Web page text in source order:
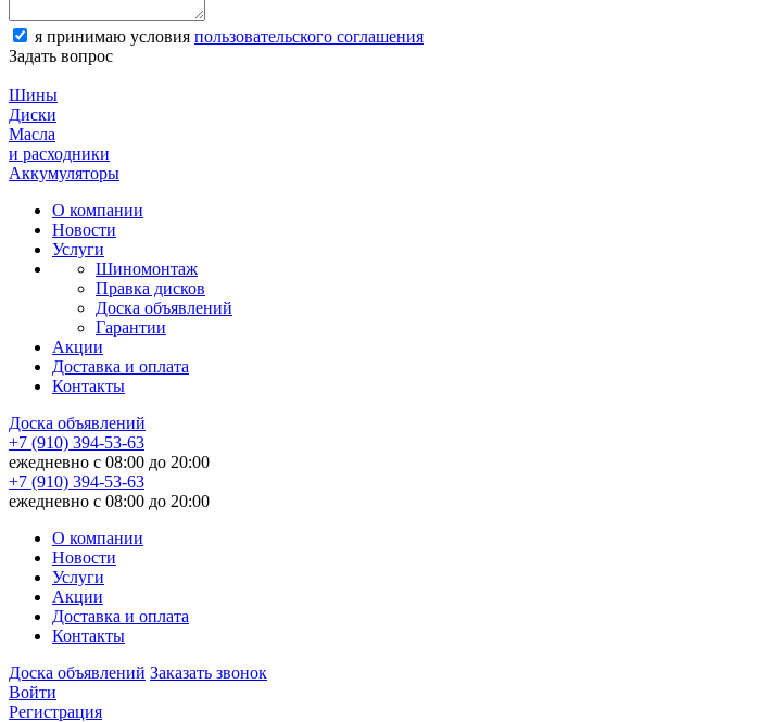
я принимаю условия пользовательского соглашения
Задать вопрос
Шины
Диски
Масла
и расходники
Аккумуляторы
О компании
Новости
Услуги
Шиномонтаж
Правка дисков
Доска объявлений
Гарантии
Акции
Доставка и оплата
Контакты
Доска объявлений
+7 (910) 394-53-63
ежедневно с 08:00 до 20:00
+7 (910) 394-53-63
ежедневно с 08:00 до 20:00
О компании
Новости
Услуги
Акции
Доставка и оплата
Контакты
Доска объявлений Заказать звонок
Войти
Регистрация